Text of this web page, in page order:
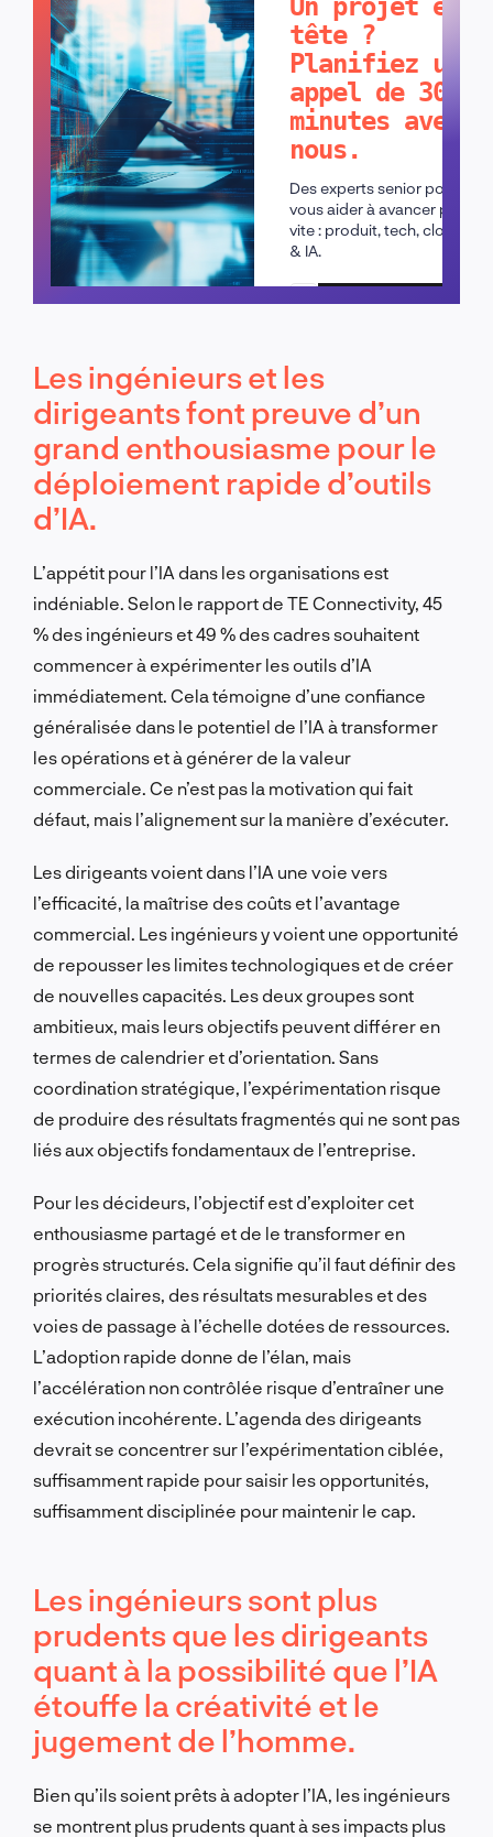
tête ?
Planifiez un
appel de 30
minutes avec
nous.
Des experts senior pour
vous aider à avancer plus
vite : produit, tech, cloud
& IA.
Planifier un appel
Les ingénieurs et les
dirigeants font preuve d’un
grand enthousiasme pour le
déploiement rapide d’outils
d’IA.
L’appétit pour l’IA dans les organisations est
indéniable. Selon le rapport de TE Connectivity, 45
% des ingénieurs et 49 % des cadres souhaitent
commencer à expérimenter les outils d’IA
immédiatement. Cela témoigne d’une confiance
généralisée dans le potentiel de l’IA à transformer
les opérations et à générer de la valeur
commerciale. Ce n’est pas la motivation qui fait
défaut, mais l’alignement sur la manière d’exécuter.
Les dirigeants voient dans l’IA une voie vers
l’efficacité, la maîtrise des coûts et l’avantage
commercial. Les ingénieurs y voient une opportunité
de repousser les limites technologiques et de créer
de nouvelles capacités. Les deux groupes sont
ambitieux, mais leurs objectifs peuvent différer en
termes de calendrier et d’orientation. Sans
coordination stratégique, l’expérimentation risque
de produire des résultats fragmentés qui ne sont pas
liés aux objectifs fondamentaux de l’entreprise.
Pour les décideurs, l’objectif est d’exploiter cet
enthousiasme partagé et de le transformer en
progrès structurés. Cela signifie qu’il faut définir des
priorités claires, des résultats mesurables et des
voies de passage à l’échelle dotées de ressources.
L’adoption rapide donne de l’élan, mais
l’accélération non contrôlée risque d’entraîner une
exécution incohérente. L’agenda des dirigeants
devrait se concentrer sur l’expérimentation ciblée,
suffisamment rapide pour saisir les opportunités,
suffisamment disciplinée pour maintenir le cap.
Les ingénieurs sont plus
prudents que les dirigeants
quant à la possibilité que l’IA
étouffe la créativité et le
jugement de l’homme.
Bien qu’ils soient prêts à adopter l’IA, les ingénieurs
se montrent plus prudents quant à ses impacts plus